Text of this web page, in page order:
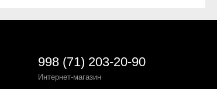
998 (71) 203-20-90
Интернет-магазин